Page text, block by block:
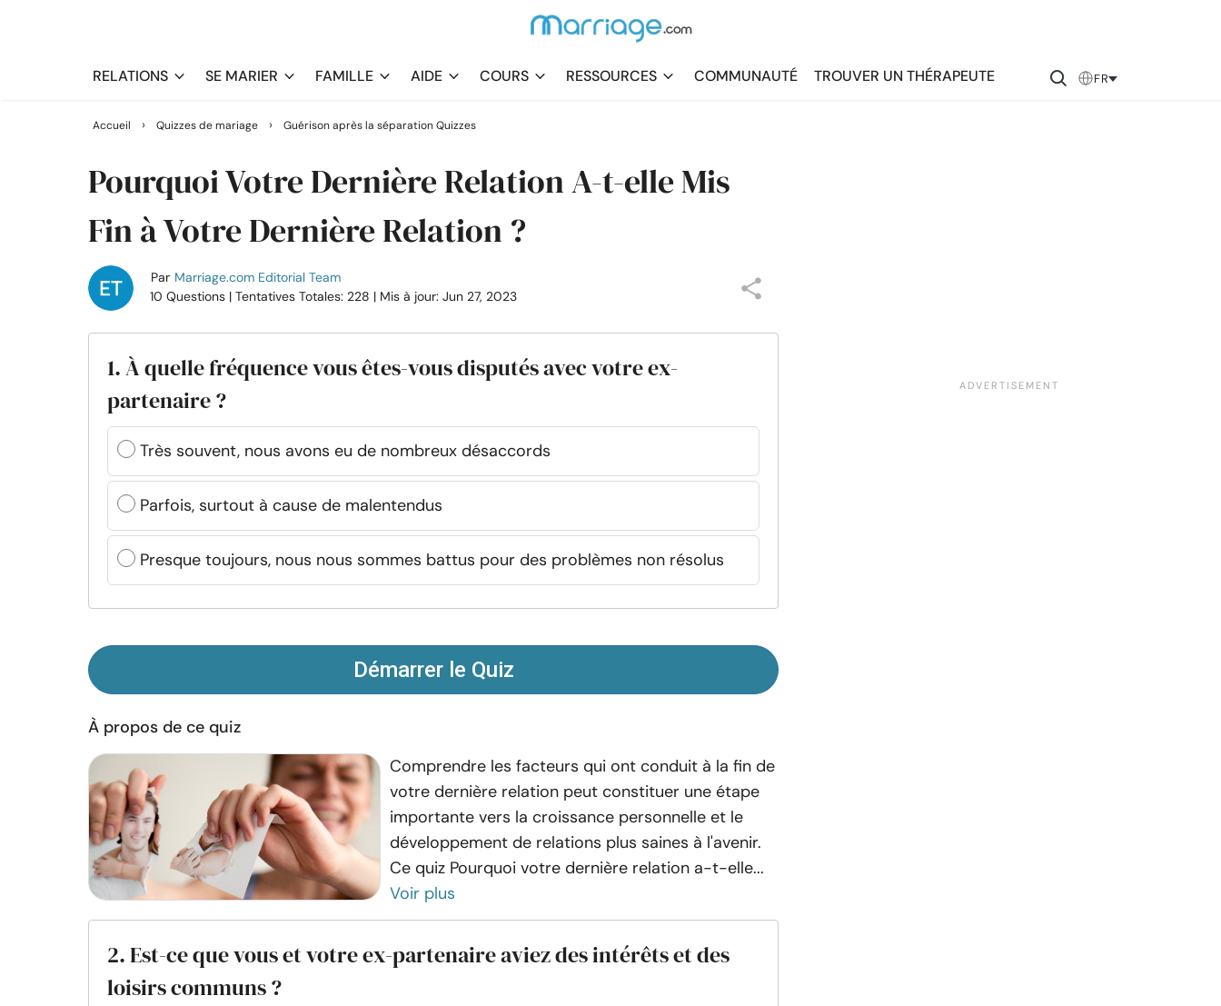
RELATIONS SE MARIER FAMILLE AIDE COURS RESSOURCES COMMUNAUTÉ TROUVER UN THÉRAPEUTE FR
Accueil › Quizzes de mariage › Guérison après la séparation Quizzes
Pourquoi Votre Dernière Relation A-t-elle Mis
Fin à Votre Dernière Relation ?
Par Marriage.com Editorial Team
10 Questions | Tentatives Totales: 228 | Mis à jour: Jun 27, 2023
1. À quelle fréquence vous êtes-vous disputés avec votre ex-
partenaire ?
Très souvent, nous avons eu de nombreux désaccords
Parfois, surtout à cause de malentendus
Presque toujours, nous nous sommes battus pour des problèmes non résolus
Démarrer le Quiz
À propos de ce quiz
Comprendre les facteurs qui ont conduit à la fin de
votre dernière relation peut constituer une étape
importante vers la croissance personnelle et le
développement de relations plus saines à l'avenir.
Ce quiz Pourquoi votre dernière relation a-t-elle...
Voir plus
2. Est-ce que vous et votre ex-partenaire aviez des intérêts et des
loisirs communs ?